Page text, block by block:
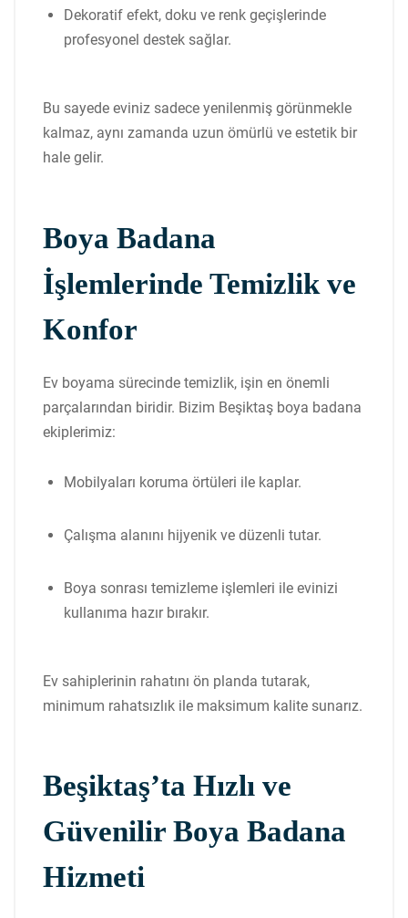
Dekoratif efekt, doku ve renk geçişlerinde
profesyonel destek sağlar.
Bu sayede eviniz sadece yenilenmiş görünmekle
kalmaz, aynı zamanda uzun ömürlü ve estetik bir
hale gelir.
Boya Badana
İşlemlerinde Temizlik ve
Konfor
Ev boyama sürecinde temizlik, işin en önemli
parçalarından biridir. Bizim Beşiktaş boya badana
ekiplerimiz:
Mobilyaları koruma örtüleri ile kaplar.
Çalışma alanını hijyenik ve düzenli tutar.
Boya sonrası temizleme işlemleri ile evinizi
kullanıma hazır bırakır.
Ev sahiplerinin rahatını ön planda tutarak,
minimum rahatsızlık ile maksimum kalite sunarız.
Beşiktaş’ta Hızlı ve
Güvenilir Boya Badana
Hizmeti